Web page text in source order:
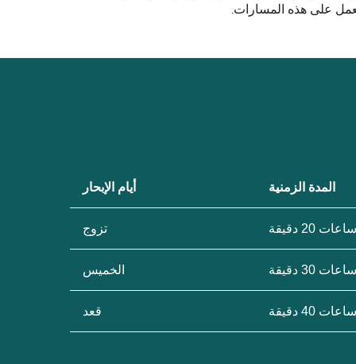
تعمل على هذه المسارات.
المدة الزمنية أيام الإبحار
تزوج
الخميس
قعد